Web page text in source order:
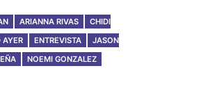
ARIANNA RIVAS
CHIDI
AYER ENTREVISTA
JASON
NOEMI GONZALEZ